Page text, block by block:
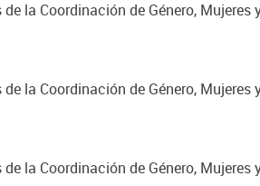
la Coordinación de Género, Mujeres
la Coordinación de Género, Mujeres
la Coordinación de Género, Mujeres